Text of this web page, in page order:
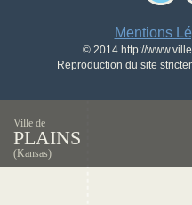
Mentions
© 2014 http://
Reproduction du site
Ville de
PLAINS
(Kansas)